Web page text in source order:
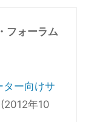
フォーラム
ー向けサ
(2012年10